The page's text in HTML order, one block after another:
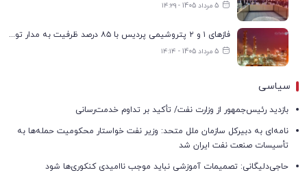
5 مرداد 1405 - ۱۴:۲۹
فازهای ۱ و ۲ پتروشیمی پردیس با ۸۵ درصد ظرفیت به مدار تولید بازگشتند
5 مرداد 1405 - ۱۴:۱۴
سیاسی
بازدید رئیس‌جمهور از وزارت نفت/ تأکید بر تداوم خدمت‌رسانی
نامه‌ای به دبیرکل سازمان ملل متحد: وزیر نفت خواستار محکومیت حمله‌ها به
تأسیسات صنعت نفت ایران شد
حاجی‌دلیگانی: تصمیمات آموزشی نباید موجب ناامیدی کنکوری‌ها شود